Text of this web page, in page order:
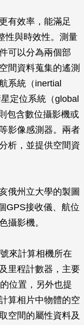
有效率，能滿足
性與時效性。測量
可以分為兩個部
間資料蒐集的遙測
系統（inertial
定位系統（global
包含數位攝影機或
影像感測器。兩者
析，並提供空間資
俄州立大學的製圖
GPS接收儀、航位
攝影機。
來計算相機所在
里程計數器，主要
位置，另外也提
算相片中物體的空
空間的屬性資料及